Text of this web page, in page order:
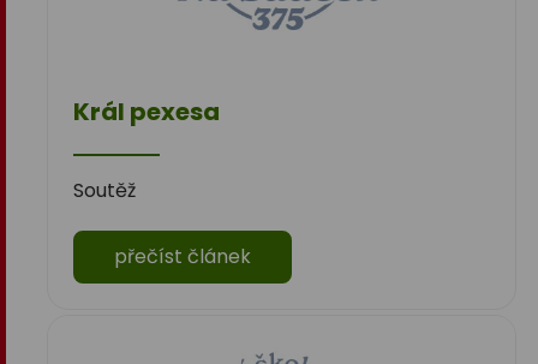
Král pexesa
Soutěž
přečíst článek